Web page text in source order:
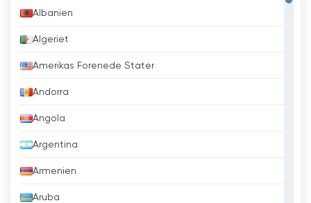
Albanien
Algeriet
Amerikas Forenede Stater
Andorra
Angola
Argentina
Armenien
Aruba